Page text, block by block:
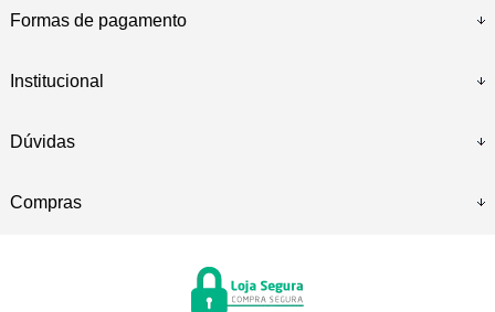
Formas de pagamento
Institucional
Dúvidas
Compras